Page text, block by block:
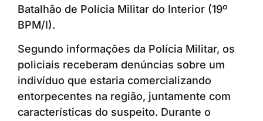
Batalhão de Polícia Militar do Interior (19º
BPM/I).
Segundo informações da Polícia Militar, os
policiais receberam denúncias sobre um
indivíduo que estaria comercializando
entorpecentes na região, juntamente com
características do suspeito. Durante o